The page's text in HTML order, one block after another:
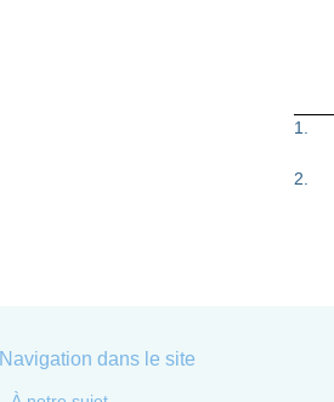
1.
2.
Navigation dans le site